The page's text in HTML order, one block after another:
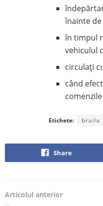
înainte
în timpul
vehiculul
circulați
când
Etichete: braila
Share
Articolul anterior